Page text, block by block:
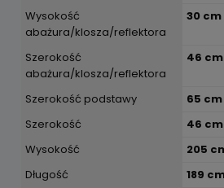
Wysokość
abażura/klosza/reflektora
30 cm
Szerokość
abażura/klosza/reflektora
46 cm
Szerokość podstawy
65 cm
Szerokość
46 cm
Wysokość
205
Długość
189